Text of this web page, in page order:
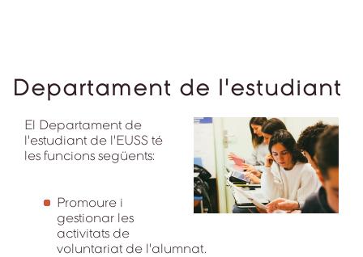
Departament de l'estudiant
El Departament de
l'estudiant de l'EUSS té
les funcions següents:
Promoure i
gestionar les
activitats de
voluntariat de l'alumnat.